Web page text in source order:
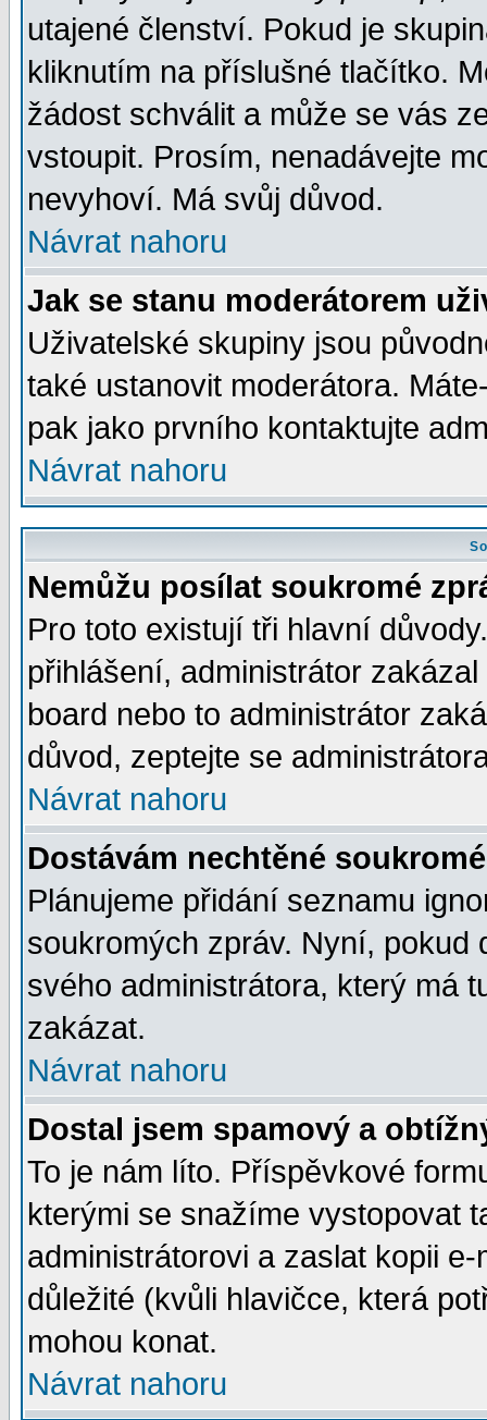
utajené členství. Pokud je
kliknutím na příslušné tlačítko.
žádost schválit a může se vás
vstoupit. Prosím, nenadávejte
nevyhoví. Má svůj důvod.
Návrat nahoru
Jak se stanu moderátorem
Uživatelské skupiny jsou
také ustanovit moderátora.
pak jako prvního kontaktujte
Návrat nahoru
Nemůžu posílat soukromé
Pro toto existují tři hlavní
přihlášení, administrátor
board nebo to administrátor
důvod, zeptejte se
Návrat nahoru
Dostávám nechtěné
Plánujeme přidání seznamu
soukromých zpráv. Nyní, pokud
svého administrátora, který má
zakázat.
Návrat nahoru
Dostal jsem spamový a
To je nám líto. Příspěvkové
kterými se snažíme vystopovat
administrátorovi a zaslat kopii
důležité (kvůli hlavičce, která
mohou konat.
Návrat nahoru